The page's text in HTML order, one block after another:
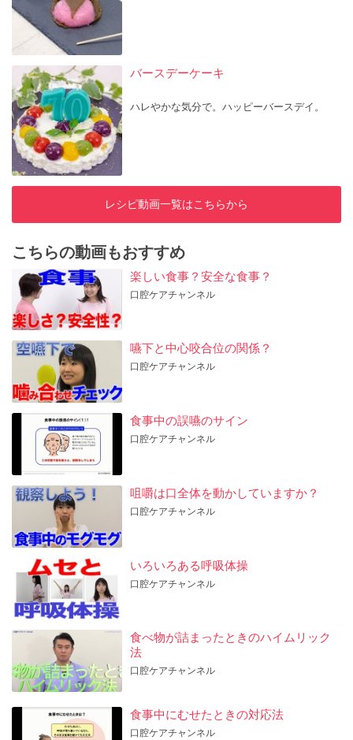
バースデーケーキ
ハレやかな気分で。ハッピーバースデイ。
レシピ動画一覧はこちらから
こちらの動画もおすすめ
楽しい食事？安全な食事？
口腔ケアチャンネル
嚥下と中心咬合位の関係？
口腔ケアチャンネル
食事中の誤嚥のサイン
口腔ケアチャンネル
咀嚼は口全体を動かしていますか？
口腔ケアチャンネル
いろいろある呼吸体操
口腔ケアチャンネル
食べ物が詰まったときのハイムリック
法
口腔ケアチャンネル
食事中にむせたときの対応法
口腔ケアチャンネル